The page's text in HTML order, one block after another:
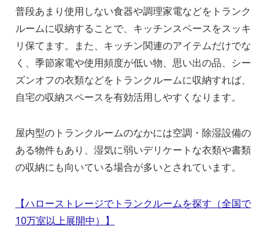
普段あまり使用しない食器や調理家電などをトランク
ルームに収納することで、キッチンスペースをスッキ
リ保てます。また、キッチン関連のアイテムだけでな
く、季節家電や使用頻度が低い物、思い出の品、シー
ズンオフの衣類などをトランクルームに収納すれば、
自宅の収納スペースを有効活用しやすくなります。
屋内型のトランクルームのなかには空調・除湿設備の
ある物件もあり、湿気に弱いデリケートな衣類や書類
の収納にも向いている場合が多いとされています。
【ハローストレージでトランクルームを探す（全国で
10万室以上展開中）】